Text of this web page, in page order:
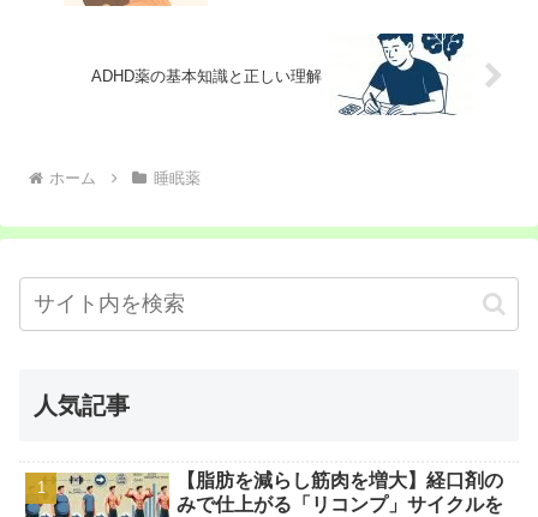
ADHD薬の基本知識と正しい理解
ホーム 睡眠薬
人気記事
【脂肪を減らし筋肉を増大】経口剤の
みで仕上がる「リコンプ」サイクルを